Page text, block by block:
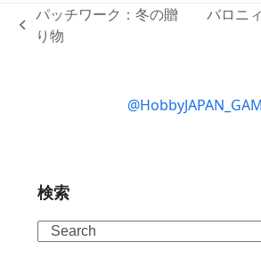
previous
パッチワーク：冬の贈
り物
バロニ
検索
Search